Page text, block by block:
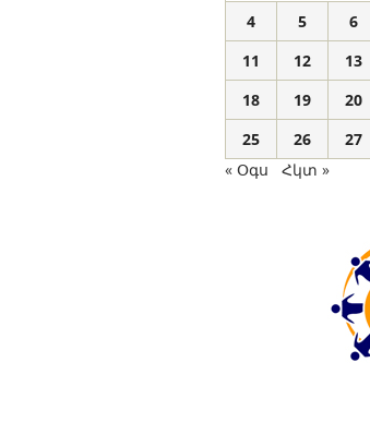
4
5 6
11
12 13
18
19 20
25
26 27
« Օգս
Հկտ »